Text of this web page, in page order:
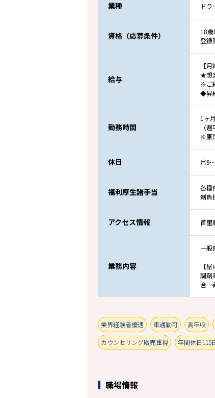
業種 ドラ
資格（応募条件）
18歳
登録
給与
【
★想
※ご
◆昇
勤務時間
1ヶ
（
※原
休日 月9
福利厚生諸手当
各種
剤負
アクセス情報 首里
業務内容
一般
【
調剤
合…
業界経験者優遇 車通勤可 高年収
カウンセリング販売重視 年間休日115
職場情報